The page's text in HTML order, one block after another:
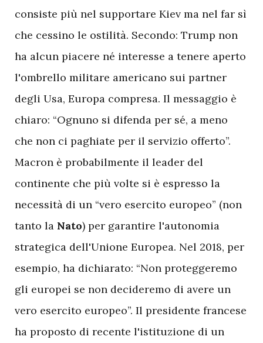
consiste più nel supportare Kiev ma nel far sì
che cessino le ostilità. Secondo: Trump non
ha alcun piacere né interesse a tenere aperto
l'ombrello militare americano sui partner
degli Usa, Europa compresa. Il messaggio è
chiaro: “Ognuno si difenda per sé, a meno
che non ci paghiate per il servizio offerto”.
Macron è probabilmente il leader del
continente che più volte si è espresso la
necessità di un “vero esercito europeo” (non
tanto la Nato) per garantire l'autonomia
strategica dell'Unione Europea. Nel 2018, per
esempio, ha dichiarato: “Non proteggeremo
gli europei se non decideremo di avere un
vero esercito europeo”. Il presidente francese
ha proposto di recente l'istituzione di un